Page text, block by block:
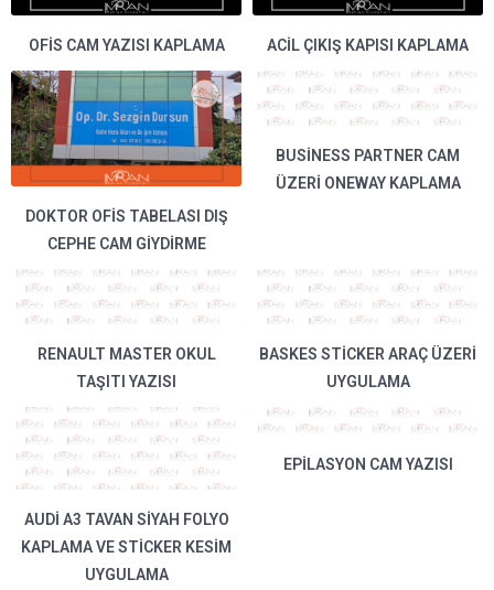
OFIS CAM YAZISI KAPLAMA ACIL ÇIKIŞ KAPISI KAPLAMA
DOKTOR OFIS TABELASI DIŞ
CEPHE CAM GIYDIRME
BUSINESS PARTNER CAM
ÜZERI ONEWAY KAPLAMA
RENAULT MASTER OKUL
TAŞITI YAZISI
BASKES STICKER ARAÇ ÜZERI
UYGULAMA
AUDI A3 TAVAN SIYAH FOLYO
KAPLAMA VE STICKER KESIM
UYGULAMA
EPILASYON CAM YAZISI